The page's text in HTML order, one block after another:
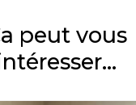
peut vous